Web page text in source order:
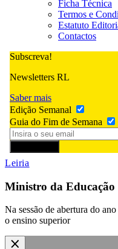
Ficha Técnica
Termos e
Estatuto
Contactos
Subscreva!
Newsletters RL
Saber mais
Edição Semanal
Guia do Fim de Semana
Leiria
Ministro da Educação
Na sessão de abertura do
o ensino superior